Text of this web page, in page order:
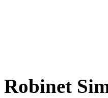
Robinet